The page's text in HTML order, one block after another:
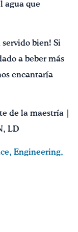
agua que
servido bien! Si
a beber más
encantaría
de la maestría |
LD
Engineering,